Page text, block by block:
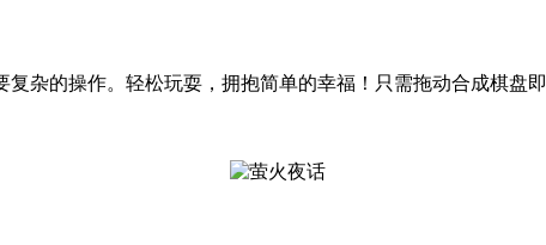
杂的操作。轻松玩耍，拥抱简单的幸福！只需拖动合成棋盘